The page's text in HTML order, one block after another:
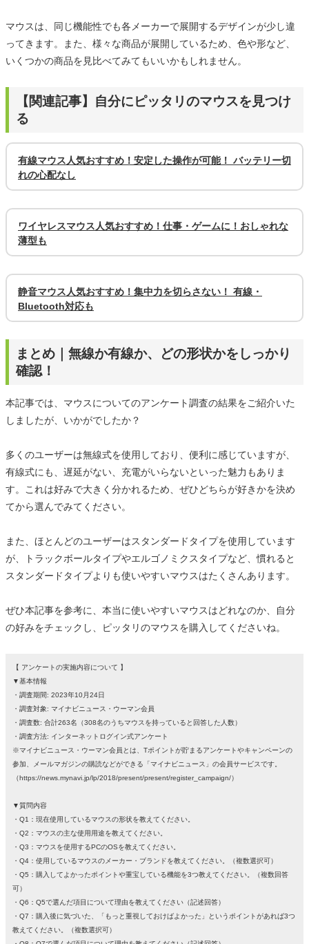
マウスは、同じ機能性でも各メーカーで展開するデザインが少し違
ってきます。また、様々な商品が展開しているため、色や形など、
いくつかの商品を見比べてみてもいいかもしれません。
【関連記事】自分にピッタリのマウスを見つけ
る
有線マウス人気おすすめ！安定した操作が可能！ バッテリー切
れの心配なし
ワイヤレスマウス人気おすすめ！仕事・ゲームに！おしゃれな
薄型も
静音マウス人気おすすめ！集中力を切らさない！ 有線・
Bluetooth対応も
まとめ｜無線か有線か、どの形状かをしっかり
確認！
本記事では、マウスについてのアンケート調査の結果をご紹介いた
しましたが、いかがでしたか？
多くのユーザーは無線式を使用しており、便利に感じていますが、
有線式にも、遅延がない、充電がいらないといった魅力もありま
す。これは好みで大きく分かれるため、ぜひどちらが好きかを決め
てから選んでみてください。
また、ほとんどのユーザーはスタンダードタイプを使用しています
が、トラックボールタイプやエルゴノミクスタイプなど、慣れると
スタンダードタイプよりも使いやすいマウスはたくさんあります。
ぜひ本記事を参考に、本当に使いやすいマウスはどれなのか、自分
の好みをチェックし、ピッタリのマウスを購入してくださいね。
【 アンケートの実施内容について 】
▼基本情報
・調査期間: 2023年10月24日
・調査対象: マイナビニュース・ウーマン会員
・調査数: 合計263名（308名のうちマウスを持っていると回答した人数）
・調査方法: インターネットログイン式アンケート
※マイナビニュース・ウーマン会員とは、Tポイントが貯まるアンケートやキャンペーンの
参加、メールマガジンの購読などができる「マイナビニュース」の会員サービスです。
（https://news.mynavi.jp/lp/2018/present/present/register_campaign/）
▼質問内容
・Q1：現在使用しているマウスの形状を教えてください。
・Q2：マウスの主な使用用途を教えてください。
・Q3：マウスを使用するPCのOSを教えてください。
・Q4：使用しているマウスのメーカー・ブランドを教えてください。（複数選択可）
・Q5：購入してよかったポイントや重宝している機能を3つ教えてください。（複数回答
可）
・Q6：Q5で選んだ項目について理由を教えてください（記述回答）
・Q7：購入後に気づいた、「もっと重視しておけばよかった」というポイントがあれば3つ
教えてください。（複数選択可）